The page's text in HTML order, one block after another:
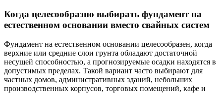
Когда целесообразно выбирать фундамент на
естественном основании вместо свайных систем
Фундамент на естественном основании целесообразен, когда
верхние или средние слои грунта обладают достаточной
несущей способностью, а прогнозируемые осадки находятся в
допустимых пределах. Такой вариант часто выбирают для
частных домов, административных зданий, небольших
производственных корпусов, торговых помещений, кафе и